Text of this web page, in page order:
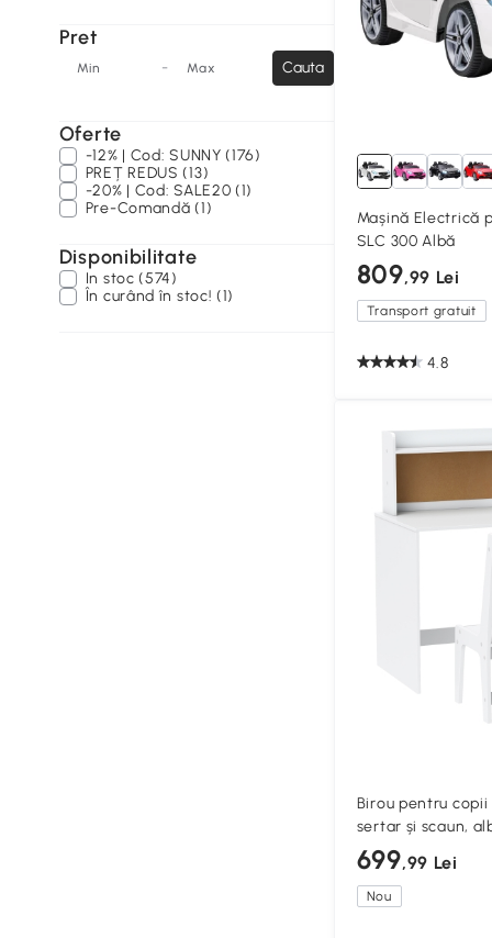
Pret
Min - Max Cauta
Oferte
-12% | Cod: SUNNY (176)
PREȚ REDUS (13)
-20% | Cod: SALE20 (1)
Pre-Comandă (1)
Disponibilitate
In stoc (574)
În curând în stoc! (1)
Mașină Electrică
SLC 300 Albă
809,99 Lei
Transport gratuit
4.8
Birou pentru
sertar și scaun,
699,99 Lei
Nou